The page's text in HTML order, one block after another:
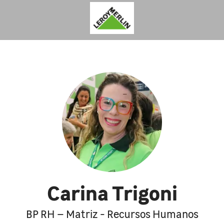
Carina Trigoni
BP RH – Matriz - Recursos Humanos